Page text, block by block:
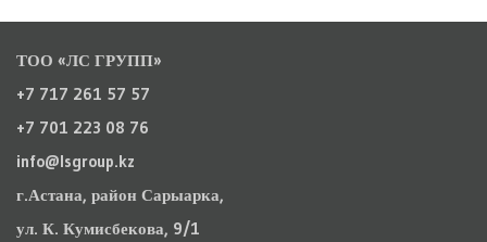
ТОО «ЛС ГРУПП»
+7 717 261 57 57
+7 701 223 08 76
info@lsgroup.kz
г.Астана, район Сарыарка,
ул. К. Кумисбекова, 9/1